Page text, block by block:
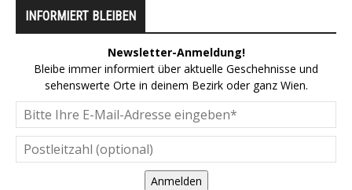
INFORMIERT BLEIBEN
Newsletter-Anmeldung!
Bleibe immer informiert über aktuelle Geschehnisse und
sehenswerte Orte in deinem Bezirk oder ganz Wien.
Anmelden